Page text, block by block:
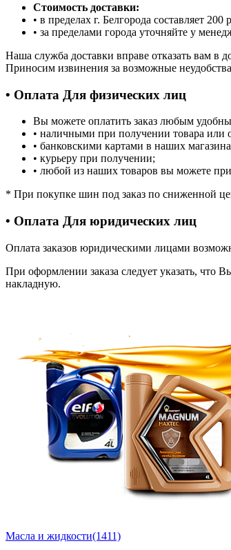
Стоимость доставки:
• в пределах г. Белгорода составляет 200
• за пределами города уточняйте у
Наша служба доставки вправе отказать вам в
Приносим извинения за возможные
• Оплата Для физических лиц
Вы можете оплатить заказ любым
• наличными при получении товара или
• банковскими картами в наших
• курьеру при получении;
• любой из наших товаров вы можете
* При покупке шин под заказ по сниженной
• Оплата Для юридических лиц
Оплата заказов юридическими лицами
При оформлении заказа следует указать, что
накладную.
Масла и жидкости(1411)